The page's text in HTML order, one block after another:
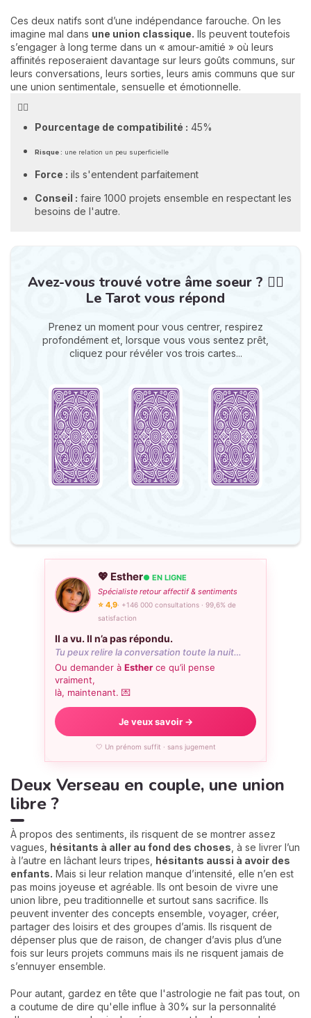
Ces deux natifs sont d’une indépendance farouche. On les
imagine mal dans une union classique. Ils peuvent toutefois
s’engager à long terme dans un « amour-amitié » où leurs
affinités reposeraient davantage sur leurs goûts communs, sur
leurs conversations, leurs sorties, leurs amis communs que sur
une union sentimentale, sensuelle et émotionnelle.
❤️‍🔥
Pourcentage de compatibilité : 45%
Risque : une relation un peu superficielle
Force : ils s'entendent parfaitement
Conseil : faire 1000 projets ensemble en respectant les
besoins de l'autre.
Avez-vous trouvé votre âme soeur ? ❤️‍🔥
Le Tarot vous répond
Prenez un moment pour vous centrer, respirez
profondément et, lorsque vous vous sentez prêt,
cliquez pour révéler vos trois cartes...
💖 Esther● EN LIGNE
Spécialiste retour affectif & sentiments
⭐ 4,9· +146 000 consultations · 99,6% de
satisfaction
Il a vu. Il n’a pas répondu.
Tu peux relire la conversation toute la nuit…
Ou demander à Esther ce qu’il pense
vraiment,
là, maintenant. 💌
Je veux savoir →
🤍 Un prénom suffit · sans jugement
Deux Verseau en couple, une union
libre ?
À propos des sentiments, ils risquent de se montrer assez
vagues, hésitants à aller au fond des choses , à se livrer l’un
à l’autre en lâchant leurs tripes, hésitants aussi à avoir des
enfants. Mais si leur relation manque d’intensité, elle n’en est
pas moins joyeuse et agréable. Ils ont besoin de vivre une
union libre, peu traditionnelle et surtout sans sacrifice. Ils
peuvent inventer des concepts ensemble, voyager, créer,
partager des loisirs et des groupes d’amis. Ils risquent de
dépenser plus que de raison, de changer d’avis plus d’une
fois sur leurs projets communs mais ils ne risquent jamais de
s’ennuyer ensemble.
Pour autant, gardez en tête que l'astrologie ne fait pas tout, on
a coutume de dire qu'elle influe à 30% sur la personnalité